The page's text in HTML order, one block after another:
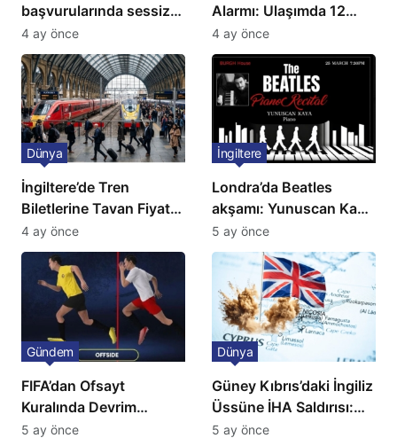
başvurularında sessiz
kriz: Büyükelçilikten
açıklama!
4 ay önce
Alarmı: Ulaşımda 12
Günlük Kaos Kapıda
4 ay önce
İngiltere’de Tren
Biletlerine Tavan Fiyat:
Ulaşımda Yeni
Düzenleme
Dünya
4 ay önce
Londra’da Beatles
akşamı: Yunuscan Kaya
klasik yorumuyla
sahnede
İngiltere
5 ay önce
FIFA’dan Ofsayt
Kuralında Devrim
Niteliğinde Onay
Gündem
5 ay önce
Güney Kıbrıs’daki İngiliz
Üssüne İHA Saldırısı:
Patlama, Sirenler ve
Dünya
5 ay önce